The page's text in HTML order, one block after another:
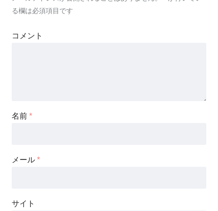
る欄は必須項目です
コメント
名前 *
メール *
サイト